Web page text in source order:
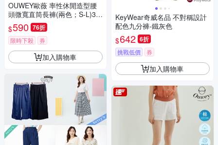
OUWEY歐薇 率性休閒造型腰
頭微寬直筒長褲(兩色；S-L)32
32136505
$590 76折
限時下殺 券
加入購物車
KeyWear奇威名品 不對稱設計
配色九分褲-鐵灰色
$642 6折
挑戰低價 券
加入購物車